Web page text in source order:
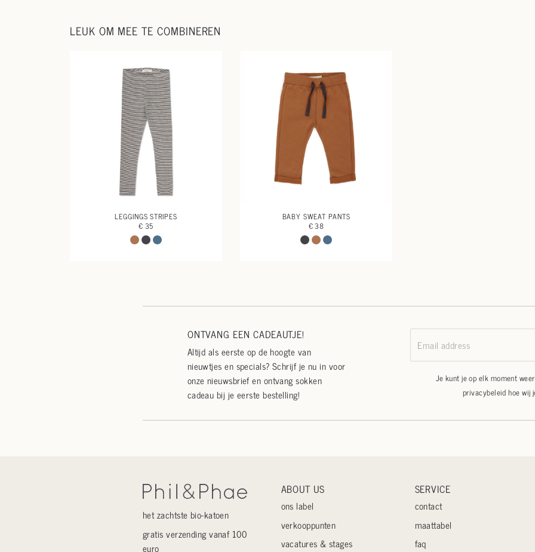
LEUK OM MEE TE COMBINEREN
LEGGINGS STRIPES
€ 35
BABY SWEAT PANTS
€ 38
ONTVANG EEN CADEAUTJE!
Altijd als eerste op de hoogte van
nieuwtjes en specials? Schrijf je nu in voor
onze nieuwsbrief en ontvang sokken
cadeau bij je eerste bestelling!
Email address
Je kunt je op elk moment
privacybeleidhoe wij
het zachtste bio-katoen
gratis verzending vanaf 100
euro
ABOUT US
ons label
verkooppunten
vacatures & stages
SERVICE
contact
maattabel
faq